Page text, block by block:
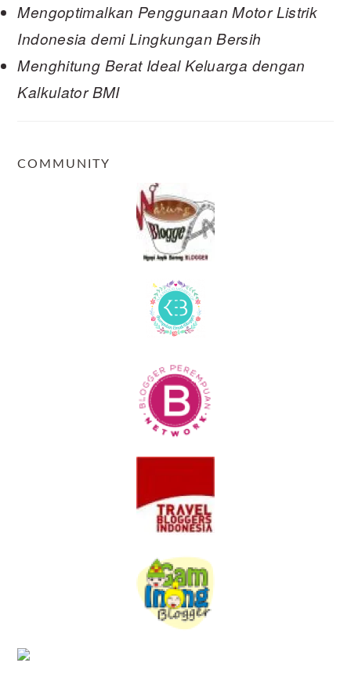
Mengoptimalkan Penggunaan Motor Listrik
Indonesia demi Lingkungan Bersih
Menghitung Berat Ideal Keluarga dengan
Kalkulator BMI
COMMUNITY